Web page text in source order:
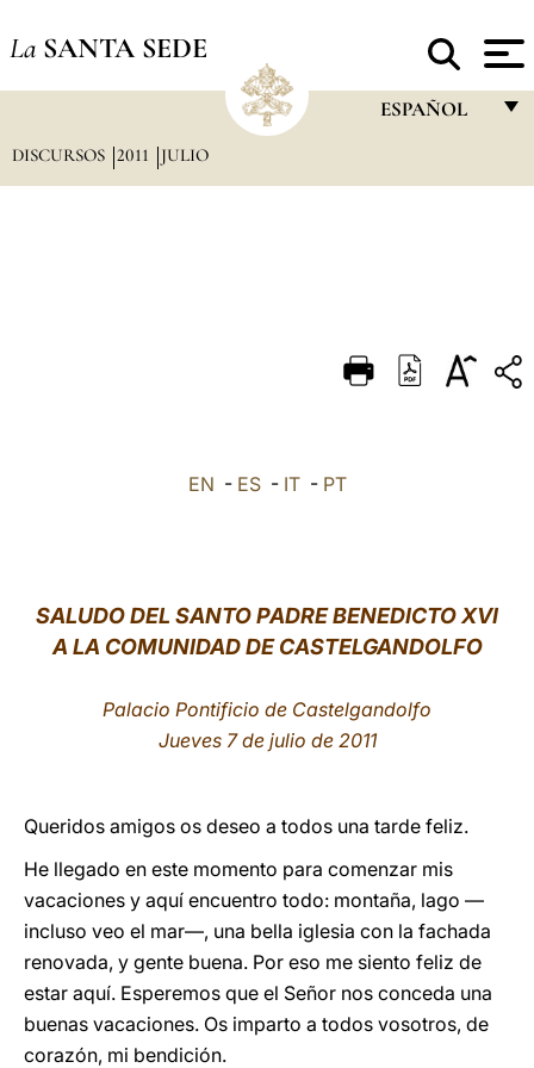
La SANTA SEDE
ESPAÑOL
DEUTSCH
DISCURSOS 2011 JULIO
EN - ES- IT- PT
SALUDO DEL SANTO PADRE BENEDICTO XVI
A LA COMUNIDAD DE CASTELGANDOLFO
Palacio Pontificio de Castelgandolfo
Jueves 7 de julio de 2011
Queridos amigos os deseo a todos una tarde feliz.
He llegado en este momento para comenzar mis
vacaciones y aquí encuentro todo: montaña, lago —
incluso veo el mar—, una bella iglesia con la fachada
renovada, y gente buena. Por eso me siento feliz de
estar aquí. Esperemos que el Señor nos conceda una
buenas vacaciones. Os imparto a todos vosotros, de
corazón, mi bendición.